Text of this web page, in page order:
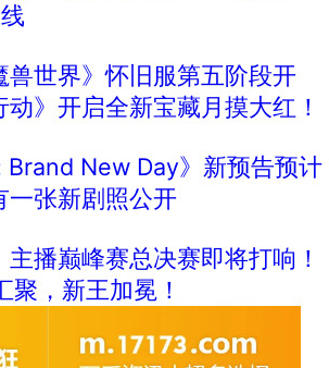
兽世界》怀旧服第五阶段开
》开启全新宝藏月摸大红！
Brand New Day》新预告预计
一张新剧照公开
主播巅峰赛总决赛即将打响！
聚，新王加冕！